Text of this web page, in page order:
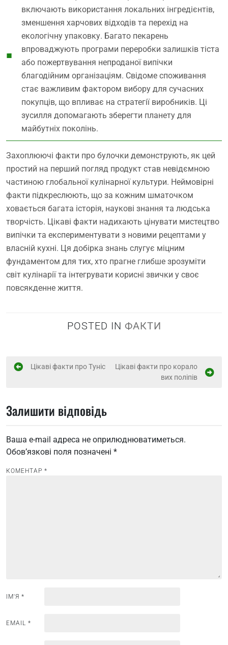
включають використання локальних інгредієнтів,
зменшення харчових відходів та перехід на
екологічну упаковку. Багато пекарень
впроваджують програми переробки залишків тіста
або пожертвування непроданої випічки
благодійним організаціям. Свідоме споживання
стає важливим фактором вибору для сучасних
покупців, що впливає на стратегії виробників. Ці
зусилля допомагають зберегти планету для
майбутніх поколінь.
Захоплюючі факти про булочки демонструють, як цей
простий на перший погляд продукт став невідємною
частиною глобальної кулінарної культури. Неймовірні
факти підкреслюють, що за кожним шматочком
ховається багата історія, наукові знання та людська
творчість. Цікаві факти надихають цінувати мистецтво
випічки та експериментувати з новими рецептами у
власній кухні. Ця добірка знань слугує міцним
фундаментом для тих, хто прагне глибше зрозуміти
світ кулінарії та інтегрувати корисні звички у своє
повсякденне життя.
POSTED IN ФАКТИ
Н
і
а
ц
і
в
Цікаві факти про Туніс
Цікаві факти про корало
вих поліпів
Залишити відповідь
Ваша e-mail адреса не оприлюднюватиметься.
Обов’язкові поля позначені *
КОМЕНТАР *
ІМ'Я *
EMAIL *